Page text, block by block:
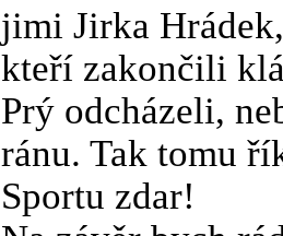
jimi Jirka
kteří zakončili
Prý odcházeli,
ránu. Tak tomu
Sportu zdar!